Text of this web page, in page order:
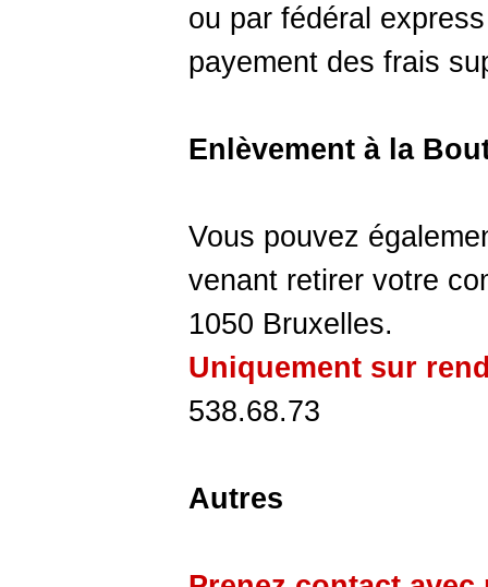
ou par fédéral
payement des frais
Enlèvement à la
Vous pouvez
venant retirer votre
1050 Bruxelles.
Uniquement sur
538.68.73
Autres